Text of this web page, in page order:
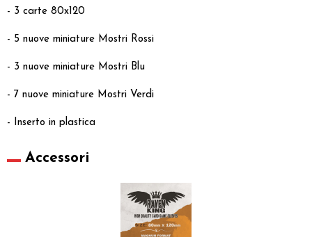
- 3 carte 80x120
- 5 nuove miniature Mostri Rossi
- 3 nuove miniature Mostri Blu
- 7 nuove miniature Mostri Verdi
- Inserto in plastica
Accessori